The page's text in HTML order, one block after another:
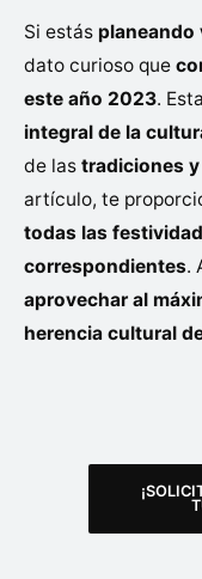
Si estás planeando
dato curioso que
este año 2023.
integral de la
de las tradiciones
artículo, te
todas las
correspondientes.
aprovechar al
herencia cultural